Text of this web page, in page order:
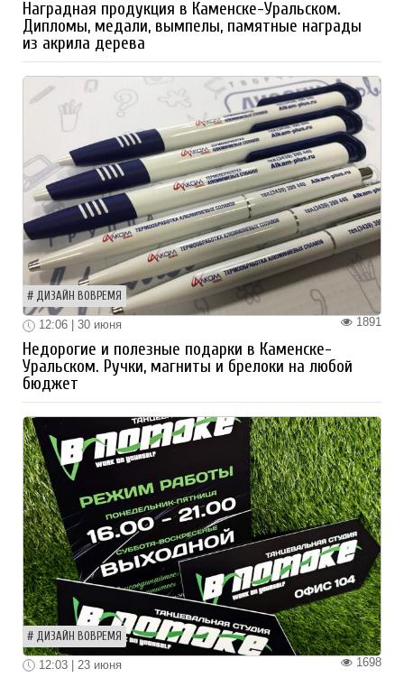
Наградная продукция в Каменске-Уральском.
Дипломы, медали, вымпелы, памятные награды
из акрила дерева
ДИЗАЙН ВОВРЕМЯ
1891
12:06 | 30 июня
Недорогие и полезные подарки в Каменске-
Уральском. Ручки, магниты и брелоки на любой
бюджет
ДИЗАЙН ВОВРЕМЯ
1698
12:03 | 23 июня